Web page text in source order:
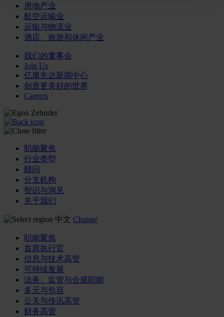
房地产业
航空运输业
运输与物流业
酒店、旅游和休闲产业
我们的董事会
Join Us
亿康先达新闻中心
创造更美好的世界
Careers
职能聚焦
行业类型
顾问
分支机构
智识与洞见
关于我们
中文 Change
职能聚焦
首席执行官
信息与技术高管
可持续发展
法务、监管与合规职能
多元与包容
公关与传讯高管
财务高管